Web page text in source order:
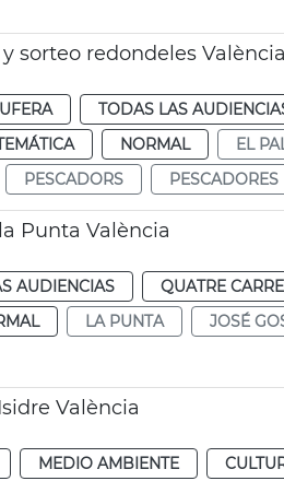
sorteo redondeles València
TODAS LAS
NORMAL EL
PESCADORS PESCADORES
Punta València
AUDIENCIAS QUATRE
LA PUNTA JOSÉ
València
MEDIO AMBIENTE